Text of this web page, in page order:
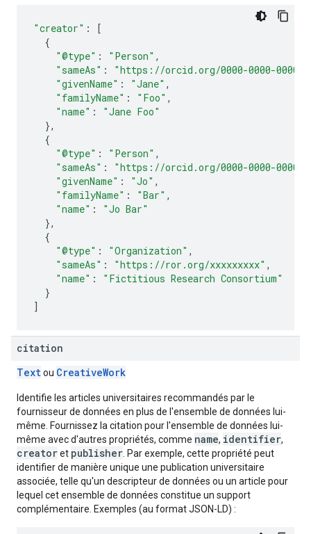
"creator" :
[
{
"@type" : "Person" ,
"sameAs" :
"https://orcid.org/0000-0000-0000-
"givenName" : "Jane" ,
"familyName" : "Foo" ,
"name" :
"Jane Foo"
},
{
"@type" : "Person" ,
"sameAs" :
"https://orcid.org/0000-0000-0000-
"givenName" : "Jo" ,
"familyName" : "Bar" ,
"name" :
"Jo Bar"
},
{
"@type" : "Organization" ,
"sameAs" : "https://ror.org/xxxxxxxxx" ,
"name" :
"Fictitious Research Consortium"
}
]
citation
Textou CreativeWork
Identifie les articles universitaires recommandés par le
fournisseur de données en plus de l'ensemble de données lui-
même. Fournissez la citation pour l'ensemble de données lui-
même avec d'autres propriétés, comme name, identifier,
creatoret publisher . Par exemple, cette propriété peut
identifier de manière unique une publication universitaire
associée, telle qu'un descripteur de données ou un article pour
lequel cet ensemble de données constitue un support
complémentaire. Exemples (au format JSON-LD) :